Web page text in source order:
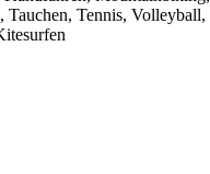
Tauchen, Tennis, Volleyball,